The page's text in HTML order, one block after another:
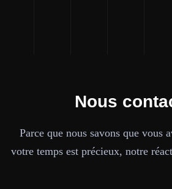
Nous
Parce que nous savons que vous
votre temps est précieux, notre